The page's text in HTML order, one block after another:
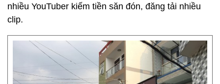
nhiều YouTuber kiếm tiền săn đón, đăng tải nhiều
clip.